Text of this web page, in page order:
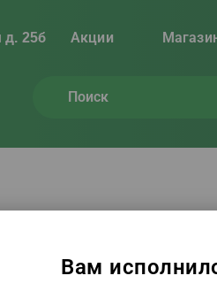
д. 25б Акции
Вам
вино, пиво